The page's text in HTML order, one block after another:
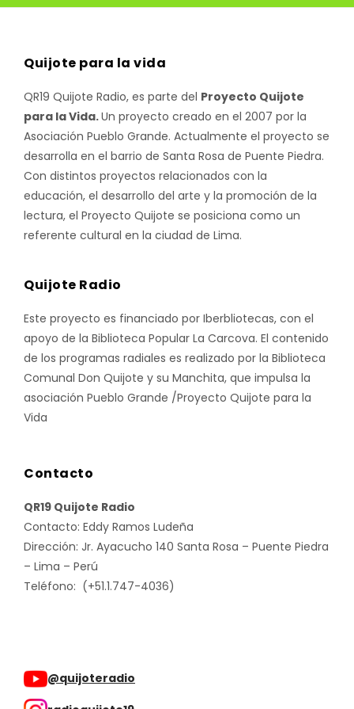
Quijote para la vida
QR19 Quijote Radio, es parte del Proyecto Quijote
para la Vida.Un proyecto creado en el 2007 por la
Asociación Pueblo Grande. Actualmente el proyecto se
desarrolla en el barrio de Santa Rosa de Puente Piedra.
Con distintos proyectos relacionados con la
educación, el desarrollo del arte y la promoción de la
lectura, el Proyecto Quijote se posiciona como un
referente cultural en la ciudad de Lima.
Quijote Radio
Este proyecto es financiado por Iberbliotecas, con el
apoyo de la Biblioteca Popular La Carcova. El contenido
de los programas radiales es realizado por la Biblioteca
Comunal Don Quijote y su Manchita, que impulsa la
asociación Pueblo Grande /Proyecto Quijote para la
Vida
Contacto
QR19 Quijote Radio
Contacto: Eddy Ramos Ludeña
Dirección: Jr. Ayacucho 140 Santa Rosa – Puente Piedra
– Lima – Perú
Teléfono: (+51.1.747-4036)
@quijoteradio